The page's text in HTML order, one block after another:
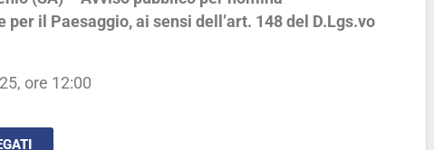
per il Paesaggio, ai sensi dell’art. 148 del D.Lgs.vo
ore 12:00